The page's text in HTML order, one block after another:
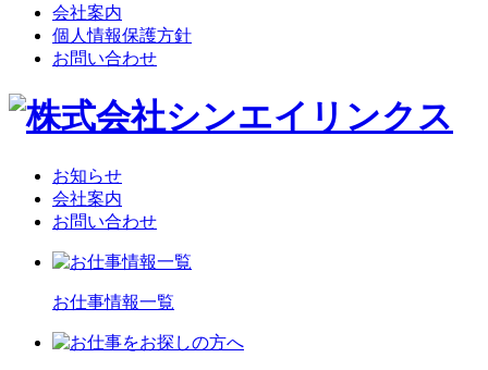
会社案内
個人情報保護方針
お問い合わせ
お知らせ
会社案内
お問い合わせ
お仕事情報一覧